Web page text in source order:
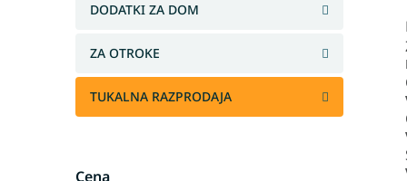
DODATKI ZA DOM
ZA OTROKE
TUKALNA RAZPRODAJA
Cena